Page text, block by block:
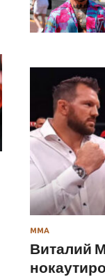
ММА
Виталий